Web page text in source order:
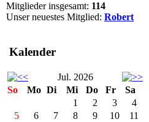
Mitglieder insgesamt: 114
Unser neuestes Mitglied: Robert
Kalender
Jul. 2026
So
Mo Di Mi Do Fr
Sa
1
2 3
4
5
6 7 8 9 10
11